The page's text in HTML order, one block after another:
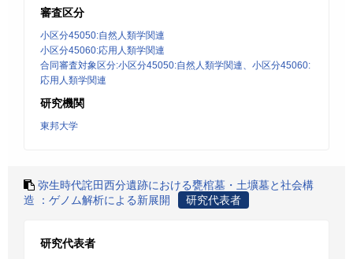
審査区分
小区分45050:自然人類学関連
小区分45060:応用人類学関連
合同審査対象区分:小区分45050:自然人類学関連、小区分45060:
応用人類学関連
研究機関
東邦大学
弥生時代詫田西分遺跡における甕棺墓・土壙墓と社会構
造 ：ゲノム解析による新展開
研究代表者
研究代表者